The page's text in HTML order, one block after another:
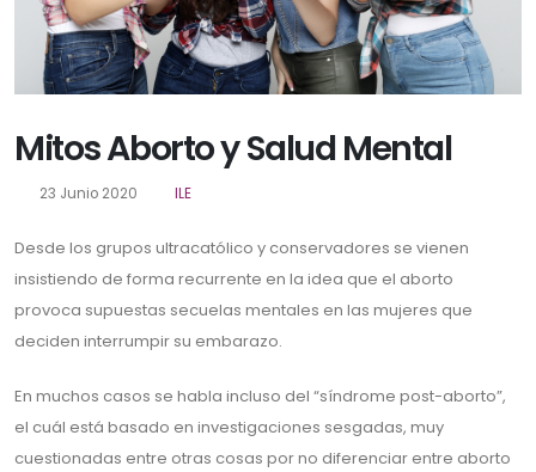
Mitos Aborto y Salud Mental
23 Junio 2020 ILE
Desde los grupos ultracatólico y conservadores se vienen
insistiendo de forma recurrente en la idea que el aborto
provoca supuestas secuelas mentales en las mujeres que
deciden interrumpir su embarazo.
En muchos casos se habla incluso del “síndrome post-aborto”,
el cuál está basado en investigaciones sesgadas, muy
cuestionadas entre otras cosas por no diferenciar entre aborto